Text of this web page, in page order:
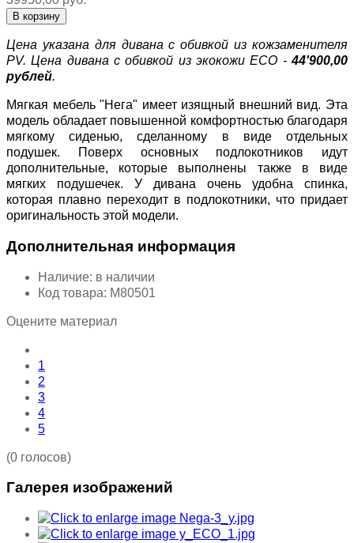
Цена указана для дивана с обивкой из кожзаменителя
PV. Цена дивана с обивкой из экокожи ECO -44'900,00
рублей.
Мягкая мебель "Нега" имеет изящный внешний вид. Эта
модель обладает повышенной комфортностью благодаря
мягкому сиденью, сделанному в виде отдельных
подушек. Поверх основных подлокотников идут
дополнительные, которые выполнены также в виде
мягких подушечек. У дивана очень удобна спинка,
которая плавно переходит в подлокотники, что придает
оригинальность этой модели.
Дополнительная информация
Наличие: в наличии
Код товара: М80501
Оцените материал
1
2
3
4
5
(0 голосов)
Галерея изображений